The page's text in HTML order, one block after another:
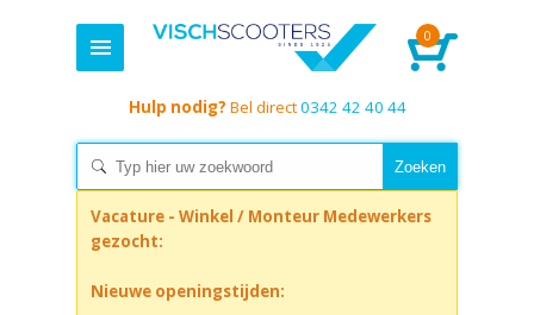
0
Hulp nodig? Bel direct0342 42 40 44
Vacature - Winkel / Monteur Medewerkers
gezocht:
Nieuwe openingstijden: